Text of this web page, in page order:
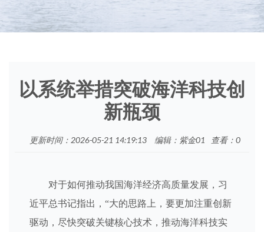
以系统举措突破海洋科技创
新瓶颈
更新时间：2026-05-21 14:19:13 编辑：紫金01 查看： 0
对于如何推动我国海洋经济高质量发展，习
近平总书记指出，“大的思路上，要更加注重创新
驱动，尽快突破关键核心技术，推动海洋科技实